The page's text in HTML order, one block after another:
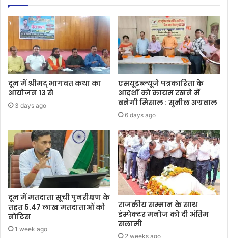
दून में श्रीमद् भागवत कथा का
आयोजन 13 से
3 days ago
एसयूडब्ल्यूजे पत्रकारिता के
आदर्शों को कायम रखने में
बनेगी मिसाल : सुनील अग्रवाल
6 days ago
दून में मतदाता सूची पुनरीक्षण के
तहत 5.47 लाख मतदाताओं को
नोटिस
1 week ago
राजकीय सम्मान के साथ
इंस्पेक्टर मनोज को दी अंतिम
सलामी
2 weeks ago